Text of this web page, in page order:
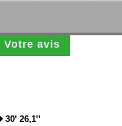
Votre avis
30' 26,1''